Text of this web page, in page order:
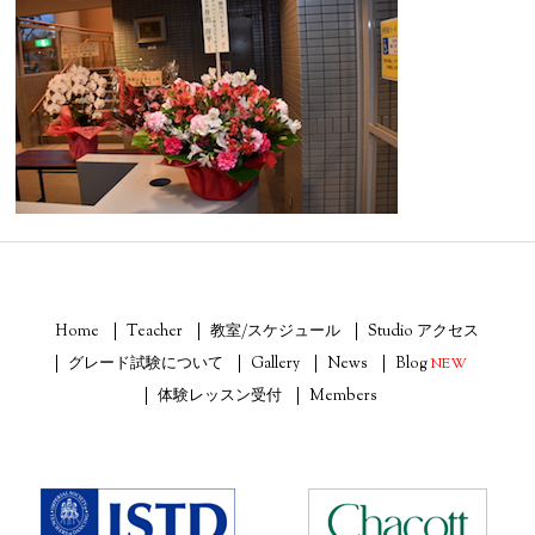
Home Teacher 教室/スケジュール
Studio アクセス
グレード試験について
Gallery News BlogNEW
体験レッスン受付
Members